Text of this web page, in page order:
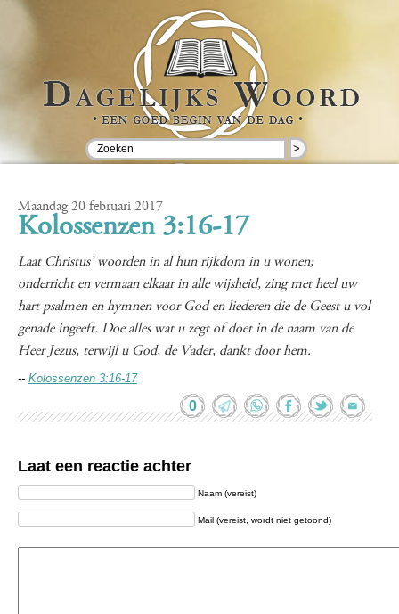
>
Maandag 20 februari 2017
Kolossenzen 3:16-17
Laat Christus’ woorden in al hun rijkdom in u wonen;
onderricht en vermaan elkaar in alle wijsheid, zing met heel uw
hart psalmen en hymnen voor God en liederen die de Geest u vol
genade ingeeft. Doe alles wat u zegt of doet in de naam van de
Heer Jezus, terwijl u God, de Vader, dankt door hem.
-- Kolossenzen 3:16-17
0
Laat een reactie achter
Naam (vereist)
Mail (vereist, wordt niet getoond)